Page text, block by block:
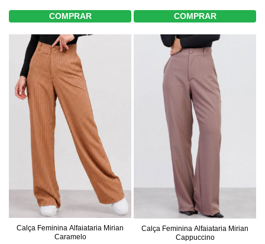
COMPRAR COMPRAR
Calça Feminina Alfaiataria Mirian
Caramelo
Calça Feminina Alfaiataria Mirian
Cappuccino